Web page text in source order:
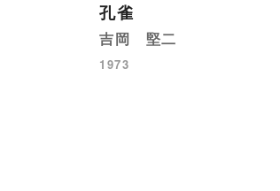
孔雀
吉岡 堅二
1973